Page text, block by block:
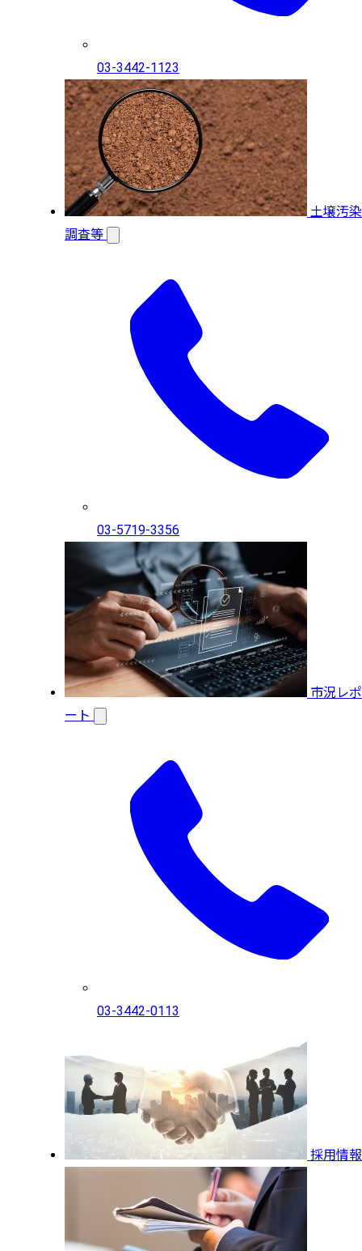
03-3442-1123
土壌汚染
調査等
03-5719-3356
市況レポ
ート
03-3442-0113
採用情報